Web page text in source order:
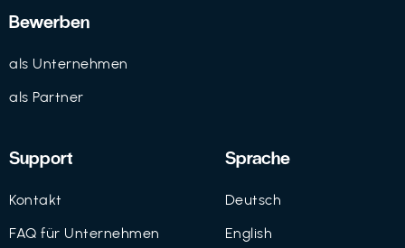
Bewerben
als Unternehmen
als Partner
Support
Kontakt
FAQ für Unternehmen
Sprache
Deutsch
English